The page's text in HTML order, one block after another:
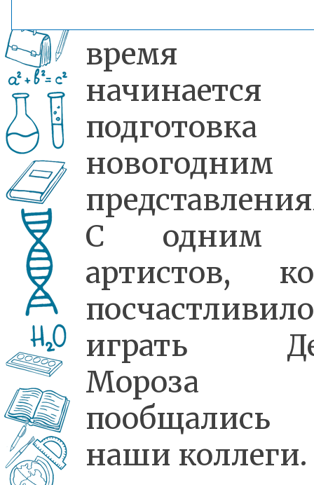
время
начинается
новогодним
С одним
артистов,
играть
Мороза
пообщались
наши коллеги.